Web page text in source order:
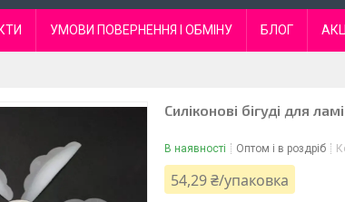
УМОВИ ПОВЕРНЕННЯ І ОБМІНУ БЛОГ
Силіконові бігуді для
В наявності Оптом і в роздріб
54,29 ₴/упаковка